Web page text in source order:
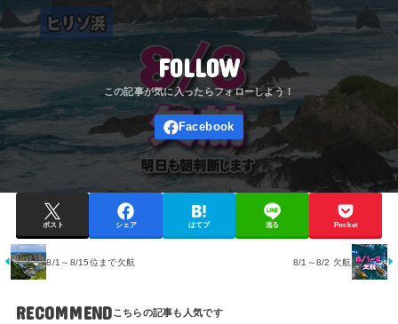
FOLLOW
ポスト シェア はてブ 送る Pocket
8/1～8/15位まで欠航 8/1～8/2 欠航
RECOMMEND